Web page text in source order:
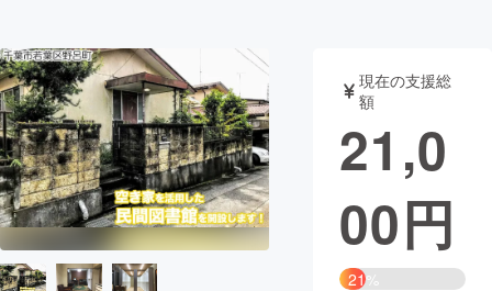
アート・写真 音楽
テクノロジー・ガジェット ゲーム・
映像・映画 書籍・雑誌
ビジネス・起業 チャレンジ
現在の支援総
額
21,0
00円
21%